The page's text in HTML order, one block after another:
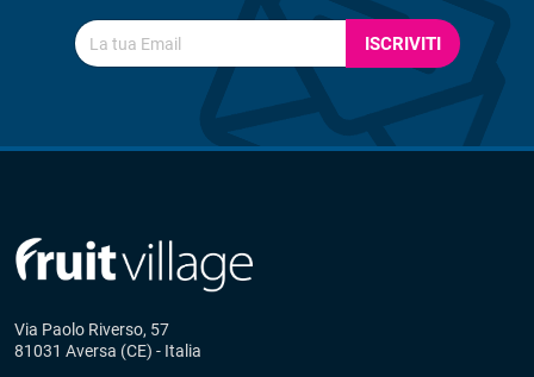
ISCRIVITI
Via Paolo Riverso, 57
81031 Aversa (CE) - Italia